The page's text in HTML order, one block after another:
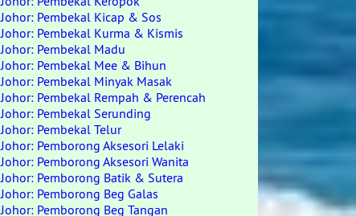
Johor: Pembekal Kicap & Sos
Johor: Pembekal Kurma & Kismis
Johor: Pembekal Madu
Johor: Pembekal Mee & Bihun
Johor: Pembekal Minyak Masak
Johor: Pembekal Rempah & Perencah
Johor: Pembekal Serunding
Johor: Pembekal Telur
Johor: Pemborong Aksesori Lelaki
Johor: Pemborong Aksesori Wanita
Johor: Pemborong Batik & Sutera
Johor: Pemborong Beg Galas
Johor: Pemborong Beg Tangan